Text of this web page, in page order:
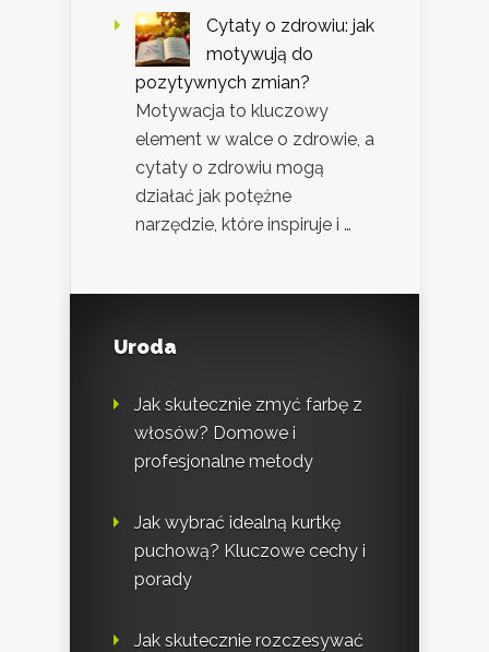
Cytaty o zdrowiu: jak
motywują do
pozytywnych zmian?
Motywacja to kluczowy
element w walce o zdrowie, a
cytaty o zdrowiu mogą
działać jak potężne
narzędzie, które inspiruje i …
Uroda
Jak skutecznie zmyć farbę z
włosów? Domowe i
profesjonalne metody
Jak wybrać idealną kurtkę
puchową? Kluczowe cechy i
porady
Jak skutecznie rozczesywać